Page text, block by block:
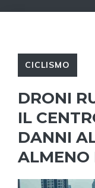
CICLISMO
DRONI
IL
DANNI
ALMENO